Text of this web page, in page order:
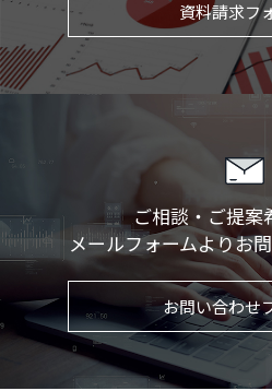
資料請求フ
ご相談・ご提案
メールフォームよりお
お問い合わせ